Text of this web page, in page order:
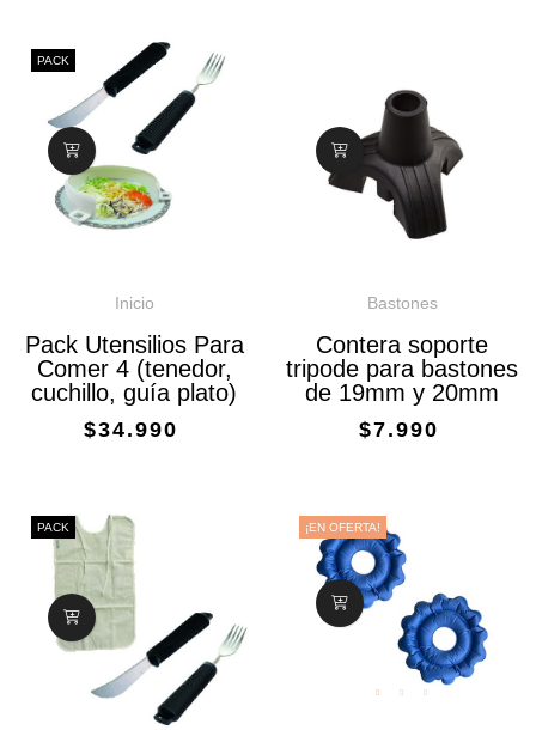
PACK
Inicio
Pack Utensilios Para
Comer 4 (tenedor,
cuchillo, guía plato)
$34.990
Bastones
Contera soporte
tripode para bastones
de 19mm y 20mm
$7.990
PACK ¡EN OFERTA!